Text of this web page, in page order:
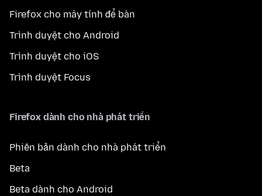
Firefox cho máy tính để bàn
Trình duyệt cho Android
Trình duyệt cho iOS
Trình duyệt Focus
Firefox dành cho nhà phát triển
Phiên bản dành cho nhà phát triển
Beta
Beta dành cho Android